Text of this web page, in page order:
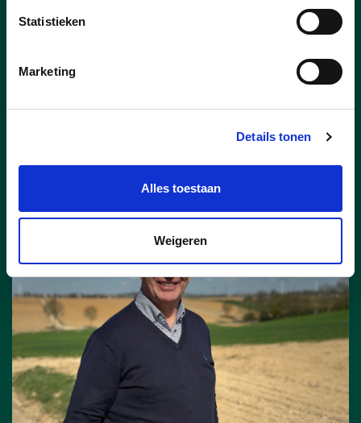
Statistieken
Marketing
Details tonen
Alles toestaan
Weigeren
vergroten.
onder handen om de leefbaarheid te
vergroten en streven we naar een
lees meer